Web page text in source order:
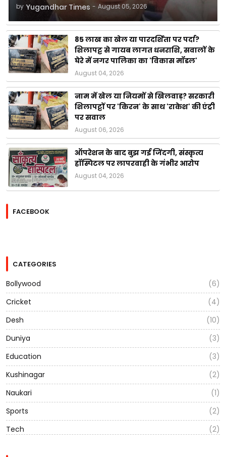
by Yugandhar Times - August 05, 2026
85 लाख का खेल या पारदर्शिता पर पर्दा?
शिलापट्ट से गायब लागत धनराशि, सवालों के
घेरे में नगर पालिका का 'विकास मॉडल'
August 04, 2026
नाम में खेल या नियमों से खिलवाड़? सरकारी
शिलापट्टों पर 'किरन' के साथ 'राकेश' की एंट्री
पर सवाल
August 06, 2026
ऑपरेशन के बाद बुझ गई जिंदगी, संस्कृत्य
हॉस्पिटल पर लापरवाही के गंभीर आरोप
August 04, 2026
FACEBOOK
CATEGORIES
Bollywood
(6)
Cricket
(4)
Desh
(10)
Duniya
(3)
Education
(3)
Kushinagar
(2)
Naukari
(1)
Sports
(2)
Tech
(2)